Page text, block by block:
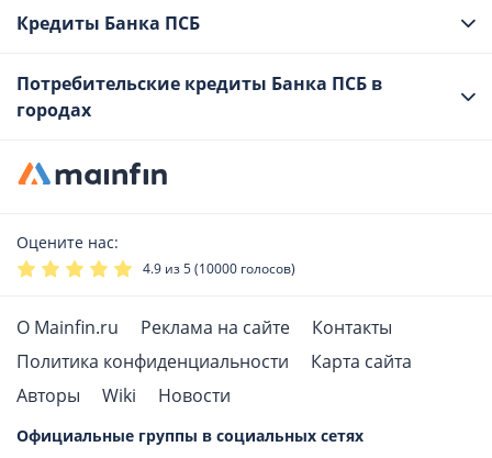
Кредиты Банка ПСБ
Потребительские кредиты Банка ПСБ в
городах
Оцените нас:
4.9 из 5 (10000 голосов)
О Mainfin.ru Реклама на сайте
Контакты
Политика конфиденциальности
Карта сайта
Авторы
Wiki Новости
Официальные группы в социальных сетях